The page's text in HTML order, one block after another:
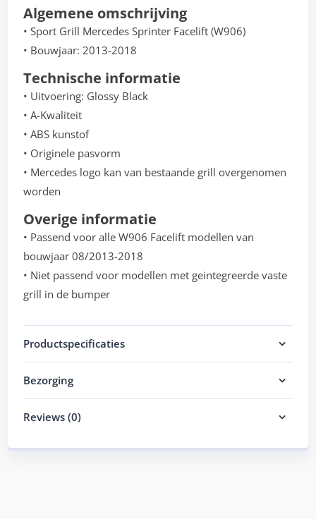
Algemene omschrijving
• Sport Grill Mercedes Sprinter Facelift (W906)
• Bouwjaar: 2013-2018
Technische informatie
• Uitvoering: Glossy Black
• A-Kwaliteit
• ABS kunstof
• Originele pasvorm
• Mercedes logo kan van bestaande grill overgenomen
worden
Overige informatie
• Passend voor alle W906 Facelift modellen van
bouwjaar 08/2013-2018
• Niet passend voor modellen met geintegreerde vaste
grill in de bumper
Productspecificaties
Bezorging
Reviews (0)